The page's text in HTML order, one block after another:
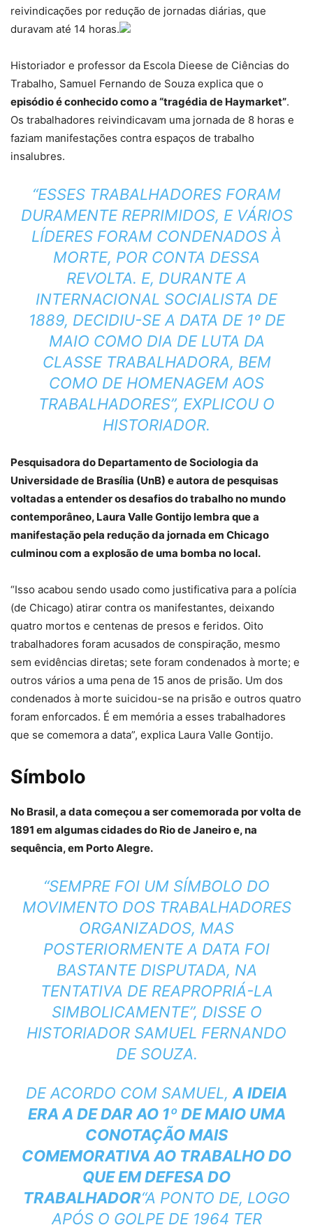
reivindicações por redução de jornadas diárias, que
duravam até 14 horas.
Historiador e professor da Escola Dieese de Ciências do
Trabalho, Samuel Fernando de Souza explica que o
episódio é conhecido como a “tragédia de Haymarket”.
Os trabalhadores reivindicavam uma jornada de 8 horas e
faziam manifestações contra espaços de trabalho
insalubres.
“ESSES TRABALHADORES FORAM
DURAMENTE REPRIMIDOS, E VÁRIOS
LÍDERES FORAM CONDENADOS À
MORTE, POR CONTA DESSA
REVOLTA. E, DURANTE A
INTERNACIONAL SOCIALISTA DE
1889, DECIDIU-SE A DATA DE 1º DE
MAIO COMO DIA DE LUTA DA
CLASSE TRABALHADORA, BEM
COMO DE HOMENAGEM AOS
TRABALHADORES”, EXPLICOU O
HISTORIADOR.
Pesquisadora do Departamento de Sociologia da
Universidade de Brasília (UnB) e autora de pesquisas
voltadas a entender os desafios do trabalho no mundo
contemporâneo, Laura Valle Gontijo lembra que a
manifestação pela redução da jornada em Chicago
culminou com a explosão de uma bomba no local.
“Isso acabou sendo usado como justificativa para a polícia
(de Chicago) atirar contra os manifestantes, deixando
quatro mortos e centenas de presos e feridos. Oito
trabalhadores foram acusados de conspiração, mesmo
sem evidências diretas; sete foram condenados à morte; e
outros vários a uma pena de 15 anos de prisão. Um dos
condenados à morte suicidou-se na prisão e outros quatro
foram enforcados. É em memória a esses trabalhadores
que se comemora a data”, explica Laura Valle Gontijo.
Símbolo
No Brasil, a data começou a ser comemorada por volta de
1891 em algumas cidades do Rio de Janeiro e, na
sequência, em Porto Alegre.
“SEMPRE FOI UM SÍMBOLO DO
MOVIMENTO DOS TRABALHADORES
ORGANIZADOS, MAS
POSTERIORMENTE A DATA FOI
BASTANTE DISPUTADA, NA
TENTATIVA DE REAPROPRIÁ-LA
SIMBOLICAMENTE”, DISSE O
HISTORIADOR SAMUEL FERNANDO
DE SOUZA.
DE ACORDO COM SAMUEL, A IDEIA
ERA A DE DAR AO 1º DE MAIO UMA
CONOTAÇÃO MAIS
COMEMORATIVA AO TRABALHO DO
QUE EM DEFESA DO
TRABALHADOR“A PONTO DE, LOGO
APÓS O GOLPE DE 1964 TER